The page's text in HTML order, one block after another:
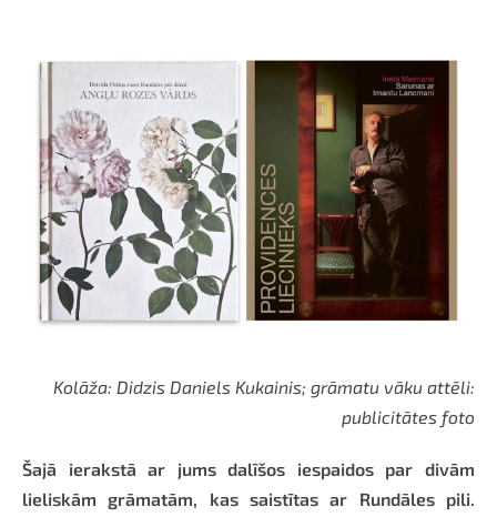
Kolāža: Didzis Daniels Kukainis; grāmatu vāku attēli:
publicitātes foto
Šajā ierakstā ar jums dalīšos iespaidos par divām
lieliskām grāmatām, kas saistītas ar Rundāles pili.